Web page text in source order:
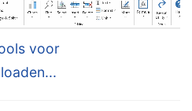
voor